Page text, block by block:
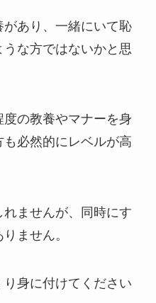
あり、一緒にいて恥
な方ではないかと思
の教養やマナーを身
必然的にレベルが高
ませんが、同時にす
ません。
身に付けてください